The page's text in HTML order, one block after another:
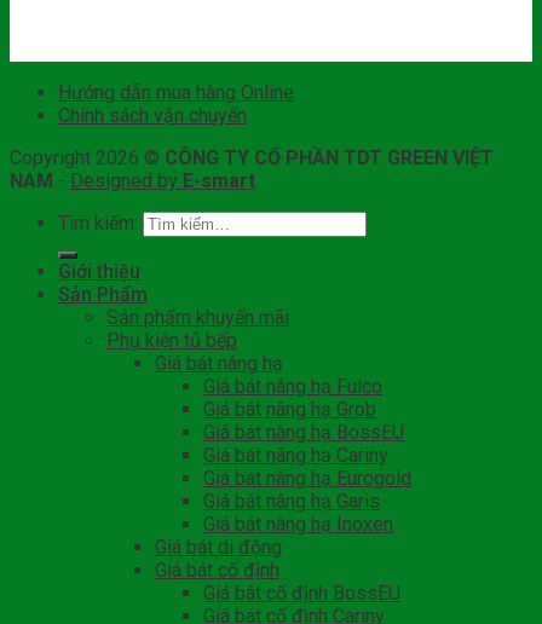
Hướng dẫn mua hàng Online
Chính sách vận chuyển
Copyright 2026 © CÔNG TY CỔ PHẦN TDT GREEN VIỆT
NAM - Designed by E-smart
Tìm kiếm:
Giới thiệu
Sản Phẩm
Sản phẩm khuyến mãi
Phụ kiện tủ bếp
Giá bát nâng hạ
Giá bát nâng hạ Fulco
Giá bát nâng hạ Grob
Giá bát nâng hạ BossEU
Giá bát nâng hạ Cariny
Giá bát nâng hạ Eurogold
Giá bát nâng hạ Garis
Giá bát nâng hạ Inoxen
Giá bát di động
Giá bát cố định
Giá bát cố định BossEU
Giá bát cố định Cariny